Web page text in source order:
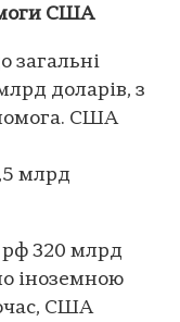
США
загальні
доларів, з
США
млрд
рф 320 млрд
іноземною
США